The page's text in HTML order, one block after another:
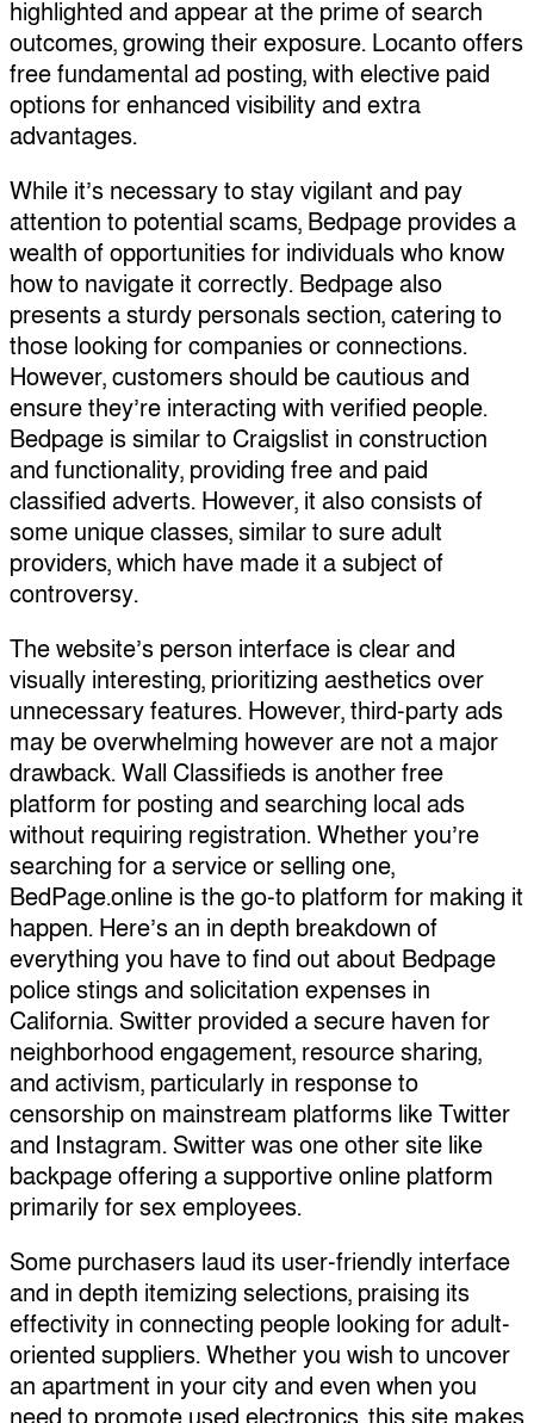
highlighted and appear at the prime of search
outcomes, growing their exposure. Locanto offers
free fundamental ad posting, with elective paid
options for enhanced visibility and extra
advantages.
While it’s necessary to stay vigilant and pay
attention to potential scams, Bedpage provides a
wealth of opportunities for individuals who know
how to navigate it correctly. Bedpage also
presents a sturdy personals section, catering to
those looking for companies or connections.
However, customers should be cautious and
ensure they’re interacting with verified people.
Bedpage is similar to Craigslist in construction
and functionality, providing free and paid
classified adverts. However, it also consists of
some unique classes, similar to sure adult
providers, which have made it a subject of
controversy.
The website’s person interface is clear and
visually interesting, prioritizing aesthetics over
unnecessary features. However, third-party ads
may be overwhelming however are not a major
drawback. Wall Classifieds is another free
platform for posting and searching local ads
without requiring registration. Whether you’re
searching for a service or selling one,
BedPage.online is the go-to platform for making it
happen. Here’s an in depth breakdown of
everything you have to find out about Bedpage
police stings and solicitation expenses in
California. Switter provided a secure haven for
neighborhood engagement, resource sharing,
and activism, particularly in response to
censorship on mainstream platforms like Twitter
and Instagram. Switter was one other site like
backpage offering a supportive online platform
primarily for sex employees.
Some purchasers laud its user-friendly interface
and in depth itemizing selections, praising its
effectivity in connecting people looking for adult-
oriented suppliers. Whether you wish to uncover
an apartment in your city and even when you